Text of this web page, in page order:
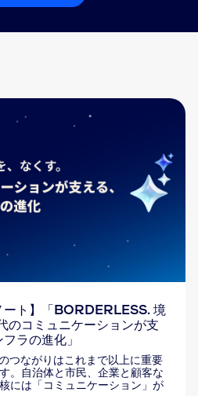
ート】「BORDERLESS. 境
のコミュニケーションが支
ラの進化」
つながりはこれまで以上に重要
。自治体と市民、企業と顧客な
には「コミュニケーション」が